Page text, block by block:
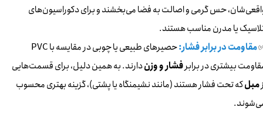
حس گرمی و اصالت به فضا می‌بخشند و برای دکوراسیون‌های
یا مدرن مناسب هستند.
مقاومت در برابر فشار:
حصیرهای طبیعی یا چوبی در مقایسه با PVC
بیشتری در برابرفشار و وزندارند. به همین دلیل، برای قسمت‌هایی
مبلکه تحت فشار هستند (مانند نشیمنگاه یا پشتی)، گزینه بهتری محسوب